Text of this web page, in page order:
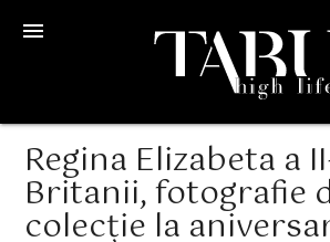
menu
Regina Elizabeta a
Britanii, fotografie
colecție la